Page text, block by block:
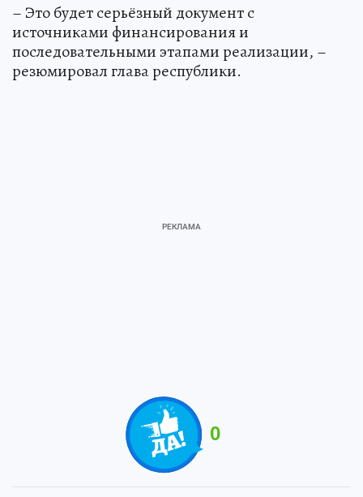
– Это будет серьёзный документ с
источниками финансирования и
последовательными этапами реализации, –
резюмировал глава республики.
0